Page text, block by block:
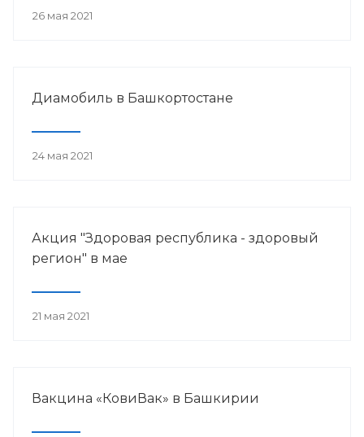
26 мая 2021
Диамобиль в Башкортостане
24 мая 2021
Акция "Здоровая республика - здоровый
регион" в мае
21 мая 2021
Вакцина «КовиВак» в Башкирии